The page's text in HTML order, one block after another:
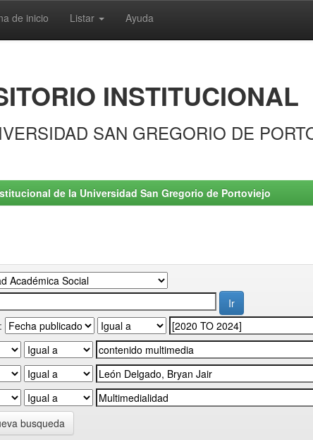
de inicio Listar Ayuda
INSTITUCIONAL
SAN GREGORIO DE
de la Universidad San Gregorio de Portoviejo
busqueda